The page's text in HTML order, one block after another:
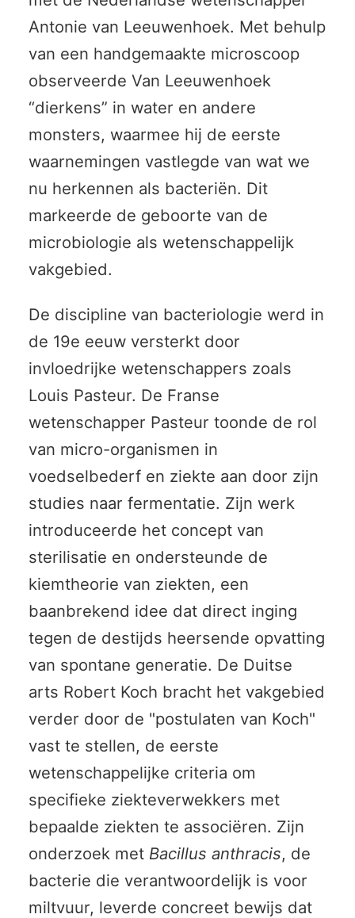
Antonie van Leeuwenhoek. Met behulp
van een handgemaakte microscoop
observeerde Van Leeuwenhoek
“dierkens” in water en andere
monsters, waarmee hij de eerste
waarnemingen vastlegde van wat we
nu herkennen als bacteriën. Dit
markeerde de geboorte van de
microbiologie als wetenschappelijk
vakgebied.
De discipline van bacteriologie werd in
de 19e eeuw versterkt door
invloedrijke wetenschappers zoals
Louis Pasteur. De Franse
wetenschapper Pasteur toonde de rol
van micro-organismen in
voedselbederf en ziekte aan door zijn
studies naar fermentatie. Zijn werk
introduceerde het concept van
sterilisatie en ondersteunde de
kiemtheorie van ziekten, een
baanbrekend idee dat direct inging
tegen de destijds heersende opvatting
van spontane generatie. De Duitse
arts Robert Koch bracht het vakgebied
verder door de "postulaten van Koch"
vast te stellen, de eerste
wetenschappelijke criteria om
specifieke ziekteverwekkers met
bepaalde ziekten te associëren. Zijn
onderzoek met Bacillus anthracis, de
bacterie die verantwoordelijk is voor
miltvuur, leverde concreet bewijs dat